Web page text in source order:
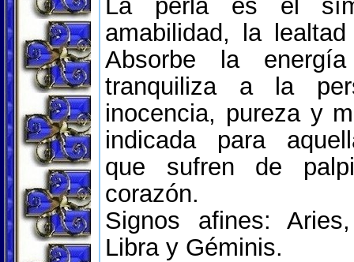
La perla es el
amabilidad, la
Absorbe la
tranquiliza a la
inocencia, pureza y
indicada para
que sufren de
corazón.
Signos afines:
Libra y Géminis.